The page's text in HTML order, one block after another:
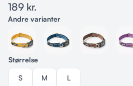
189 kr.
Andre varianter
Størrelse
S M L